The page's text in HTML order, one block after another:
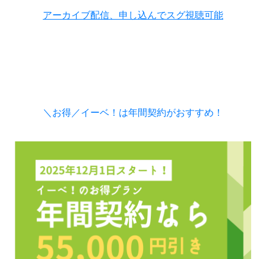
アーカイブ配信、申し込んでスグ視聴可能
＼お得／イーベ！は年間契約がおすすめ！